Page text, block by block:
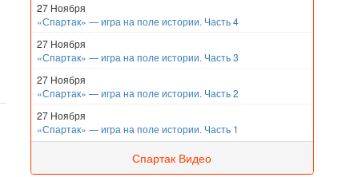
27 Ноября
«Спартак» — игра на поле истории. Часть 4
27 Ноября
«Спартак» — игра на поле истории. Часть 3
27 Ноября
«Спартак» — игра на поле истории. Часть 2
27 Ноября
«Спартак» — игра на поле истории. Часть 1
Спартак Видео